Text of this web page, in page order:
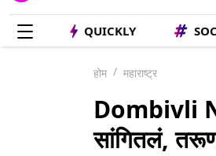
QUICKLY
होम महाराष्ट्र
Dombivli
सांगितलं,